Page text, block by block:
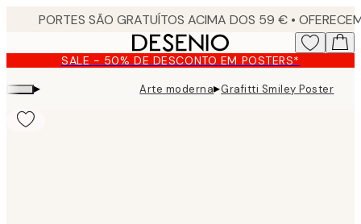
content. SALE - 50% DE DESCONTO EM POSTERS*
▸ Arte moderna▸Grafitti Smiley Poster